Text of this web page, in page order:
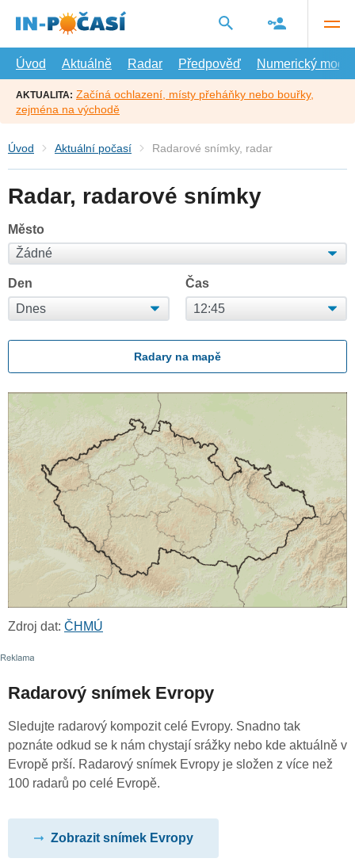
hlavní
Úvod
Aktuálně Radar Předpověď Numerický model
AKTUALITA: Začíná ochlazení, místy přeháňky nebo bouřky,
zejména na východě
Úvod Aktuální počasí Radarové snímky, radar
Radar, radarové snímky
Město
Den Čas
Radary na mapě
Zdroj dat: ČHMÚ
Radarový snímek Evropy
Sledujte radarový kompozit celé Evropy. Snadno tak
poznáte odkud se k nám chystají srážky nebo kde aktuálně v
Evropě prší. Radarový snímek Evropy je složen z více než
100 radarů po celé Evropě.
Zobrazit snímek Evropy